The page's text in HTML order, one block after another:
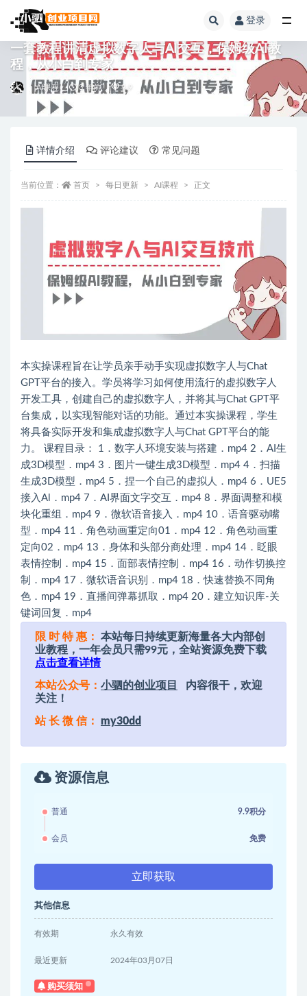
登录
一套教程讲清虚拟数字人与AI交互，保姆级AI教
程，从小白到专家
AI课程 3 年前 9.9
详情介绍 评论建议 常见问题
当前位置： 首页 每日更新 AI课程 正文
本实操课程旨在让学员亲手动手实现虚拟数字人与Chat
GPT平台的接入。学员将学习如何使用流行的虚拟数字人
开发工具，创建自己的虚拟数字人，并将其与Chat GPT平
台集成，以实现智能对话的功能。通过本实操课程，学生
将具备实际开发和集成虚拟数字人与Chat GPT平台的能
力。 课程目录： 1．数字人环境安装与搭建．mp4 2．AI生
成3D模型．mp4 3．图片一键生成3D模型．mp4 4．扫描
生成3D模型．mp4 5．捏一个自己的虚拟人．mp4 6．UE5
接入Al．mp4 7．AI界面文字交互．mp4 8．界面调整和模
块化重组．mp4 9．微软语音接入．mp4 10．语音驱动嘴
型．mp4 11．角色动画重定向01．mp4 12．角色动画重
定向02．mp4 13．身体和头部分商处理．mp4 14．眨眼
表情控制．mp4 15．面部表情控制．mp4 16．动作切换控
制．mp4 17．微软语音识别．mp4 18．快速替换不同角
色．mp4 19．直播间弹幕抓取．mp4 20．建立知识库-关
键词回复．mp4
限 时 特 惠：
本站每日持续更新海量各大内部创
业教程，一年会员只需99元，全站资源免费下载
点击查看详情
本站公众号： 小驷的创业项目
内容很干，欢迎
关注！
站 长 微 信： my30dd
资源信息
普通 9.9积分
会员 免费
立即获取
其他信息
有效期 永久有效
最近更新 2024年03月07日
购买须知